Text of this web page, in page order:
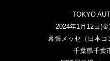
TOKYO
2024年1月12日(
幕張メッセ（日本コ
千葉県千葉